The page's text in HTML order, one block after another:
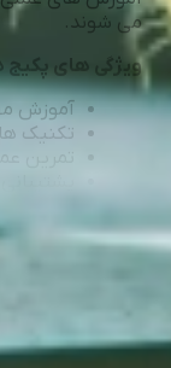
می شوند.
ویژگی های پکیج
آموزش
تکنیک
تمرین
مشاهده بیشتر